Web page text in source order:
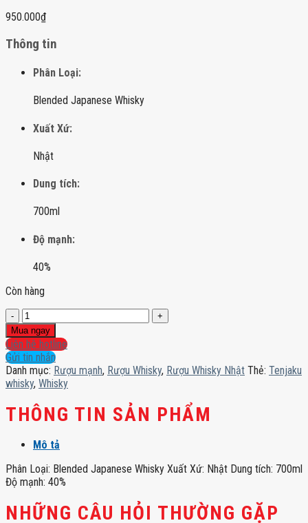
950.000₫
Thông tin
Phân Loại:
Blended Japanese Whisky
Xuất Xứ:
Nhật
Dung tích:
700ml
Độ mạnh:
40%
Còn hàng
Tenjaku
whisky
số
lượng
Mua ngay
Liên hệ hotline
Gửi tin nhắn
Danh mục: Rượu mạnh, Rượu Whisky, Rượu Whisky Nhật Thẻ: Tenjaku
whisky, Whisky
THÔNG TIN SẢN PHẨM
Mô tả
Phân Loại: Blended Japanese Whisky Xuất Xứ: Nhật Dung tích: 700ml
Độ mạnh: 40%
NHỮNG CÂU HỎI THƯỜNG GẶP